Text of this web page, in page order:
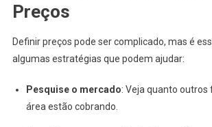
Preços
Definir preços pode ser complicado, mas é
algumas estratégias que podem ajudar:
Pesquise o mercado: Veja quanto outros
área estão cobrando.